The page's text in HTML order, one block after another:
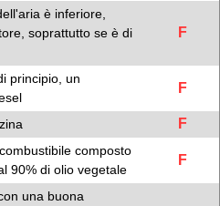
è inferiore,
soprattutto se è di
F
principio, un
F
F
composto
90% di olio vegetale
F
una buona